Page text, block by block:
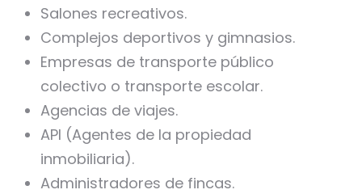
Salones recreativos.
Complejos deportivos y gimnasios.
Empresas de transporte público
colectivo o transporte escolar.
Agencias de viajes.
API (Agentes de la propiedad
inmobiliaria).
Administradores de fincas.